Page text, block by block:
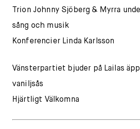
Trion Johnny Sjöberg & Myrra
sång och musik
Konferencier Linda Karlsson
Vänsterpartiet bjuder på Lailas
vaniljsås
Hjärtligt Välkomna